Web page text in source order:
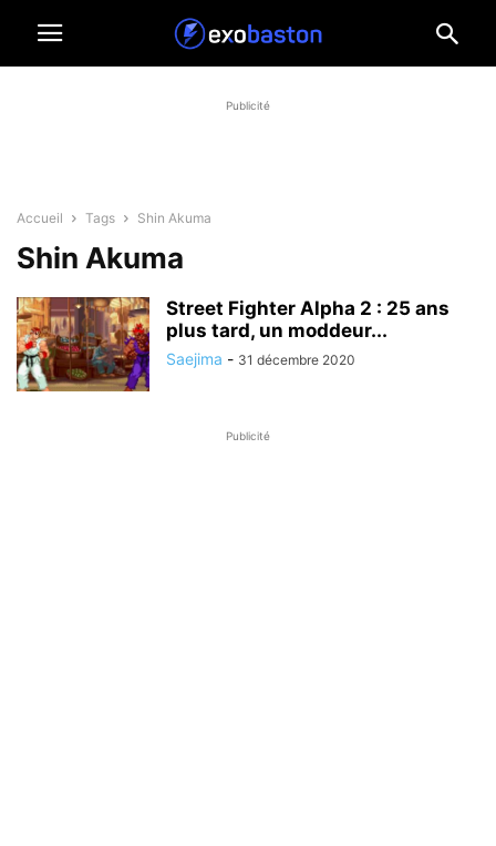
Publicité
Accueil Tags Shin Akuma
Shin Akuma
Street Fighter Alpha 2 : 25 ans
plus tard, un moddeur...
Saejima - 31 décembre 2020
Publicité